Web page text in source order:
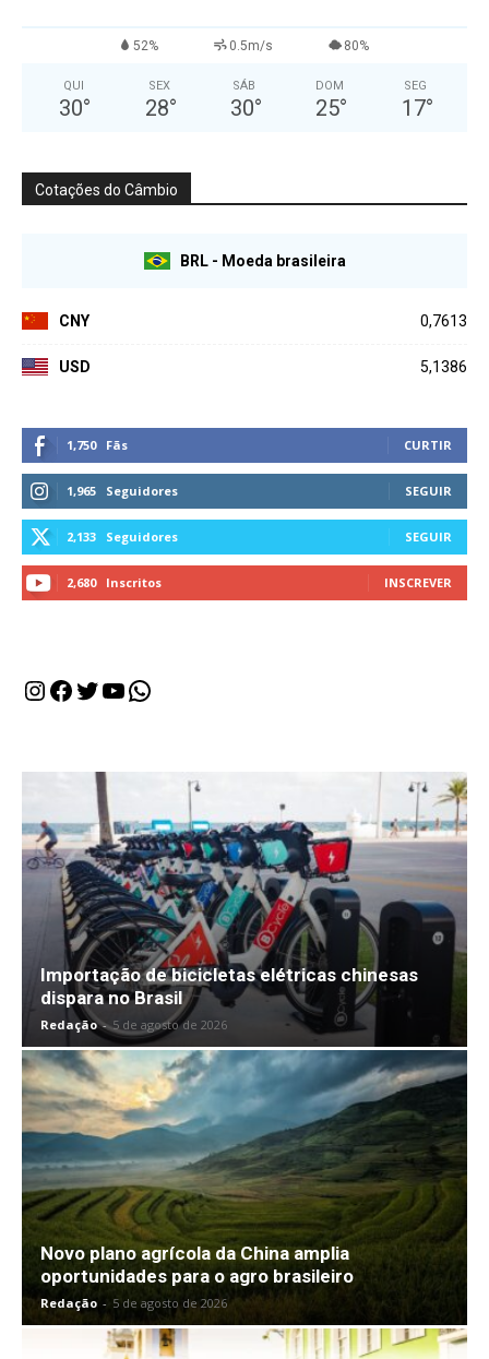
52% 0.5m/s 80%
QUI
30°
SEX
28°
SÁB
30°
DOM
25°
SEG
17°
Cotações do Câmbio
BRL - Moeda brasileira
CNY 0,7613
USD 5,1386
1,750 Fãs CURTIR
1,965 Seguidores SEGUIR
2,133 Seguidores SEGUIR
2,680 Inscritos INSCREVER
Instagram
Facebook
Twitter
Youtube
WhatsApp
Importação de bicicletas elétricas chinesas
dispara no Brasil
Redação - 5 de agosto de 2026
Novo plano agrícola da China amplia
oportunidades para o agro brasileiro
Redação - 5 de agosto de 2026